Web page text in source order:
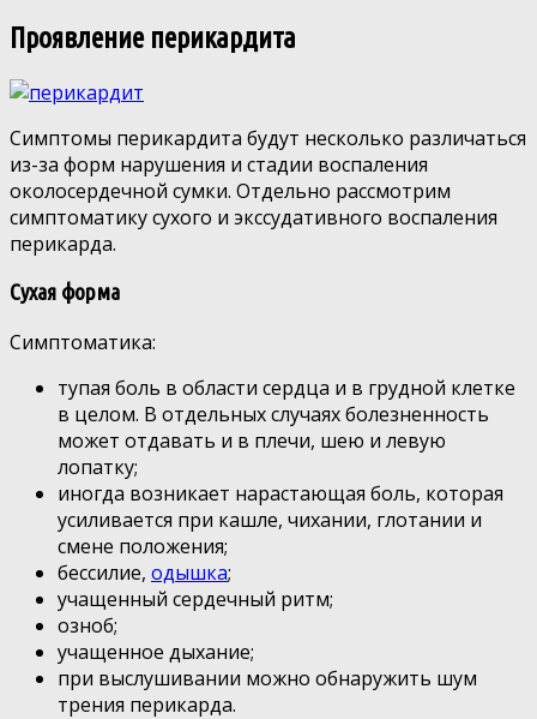
Проявление перикардита
Симптомы перикардита будут несколько различаться
из-за форм нарушения и стадии воспаления
околосердечной сумки. Отдельно рассмотрим
симптоматику сухого и экссудативного воспаления
перикарда.
Сухая форма
Симптоматика:
тупая боль в области сердца и в грудной клетке
в целом. В отдельных случаях болезненность
может отдавать и в плечи, шею и левую
лопатку;
иногда возникает нарастающая боль, которая
усиливается при кашле, чихании, глотании и
смене положения;
бессилие, одышка;
учащенный сердечный ритм;
озноб;
учащенное дыхание;
при выслушивании можно обнаружить шум
трения перикарда.